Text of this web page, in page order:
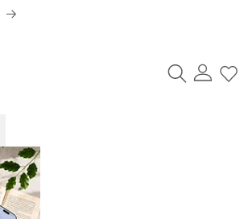
グ
イ